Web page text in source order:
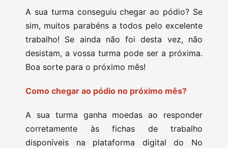
A sua turma conseguiu chegar ao pódio? Se
sim, muitos parabéns a todos pelo excelente
trabalho! Se ainda não foi desta vez, não
desistam, a vossa turma pode ser a próxima.
Boa sorte para o próximo mês!
Como chegar ao pódio no próximo mês?
A sua turma ganha moedas ao responder
corretamente às fichas de trabalho
disponíveis na plataforma digital do No